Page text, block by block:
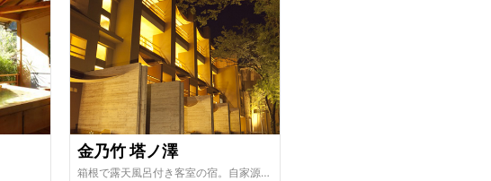
金乃竹 塔ノ澤
箱根で露天風呂付き客室の宿。自家源泉をかけ流しでお楽しみ頂けます。